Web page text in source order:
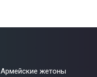
Армейские жетоны